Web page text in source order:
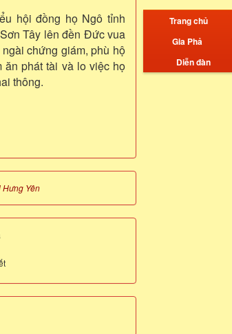
hội đồng họ Ngô tỉnh
Tây lên đền Đức vua
chứng giám, phù hộ
ăn phát tài và lo việc họ
thông.
Yên
Trang chủ
Gia Phả
Diễn đàn